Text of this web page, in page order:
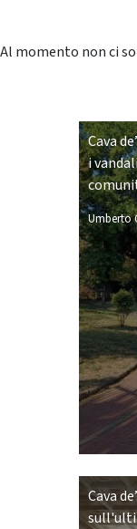
Al momento non ci
Cava
i
Umberto
Cava